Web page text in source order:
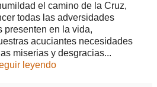
el camino de la Cruz,
todas las adversidades
presenten en la vida,
acuciantes necesidades
miserias y desgracias...
leyendo